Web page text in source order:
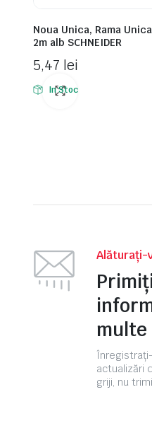
Noua Unica, Rama
2m alb SCHNEIDER
5,47 lei
In Stoc
Alăturați-
multe
actualizări
griji, nu